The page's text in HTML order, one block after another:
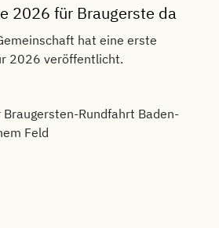
2026 für Braugerste da
hat eine erste
2026 veröffentlicht.